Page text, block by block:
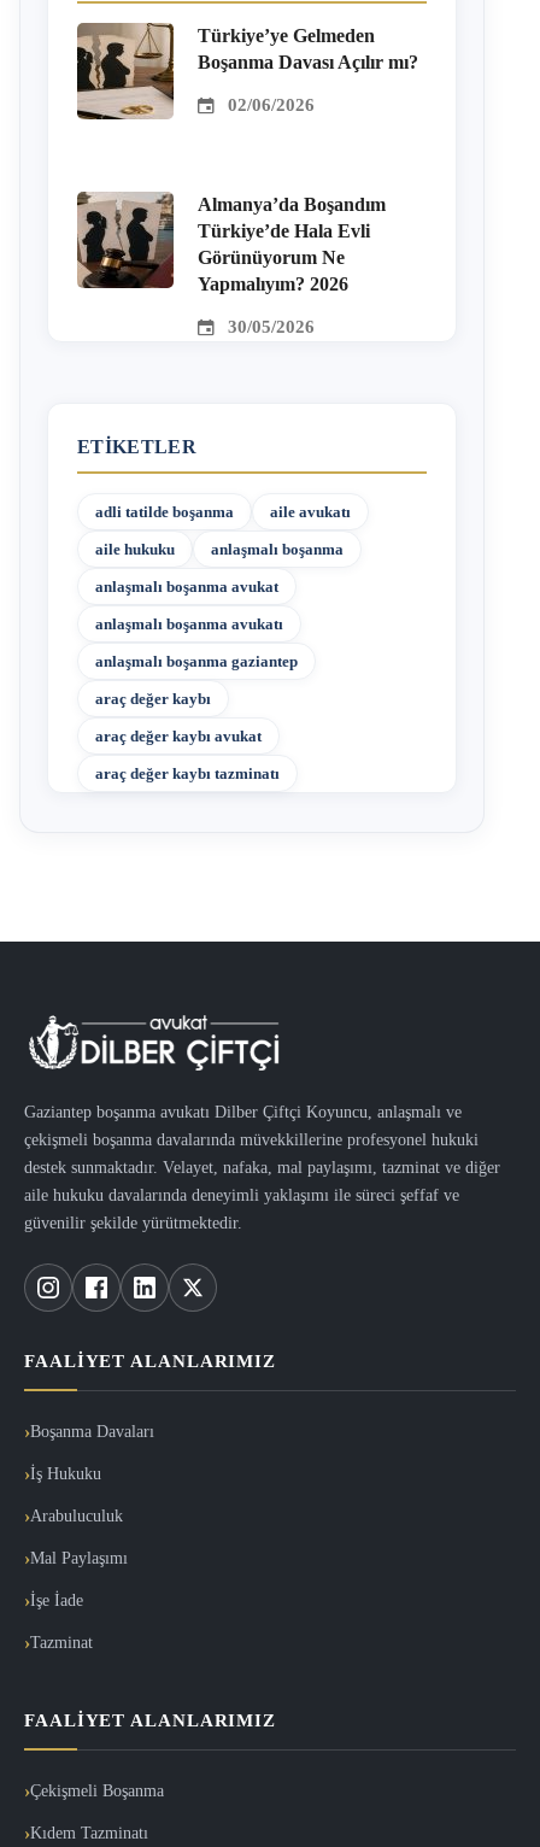
Türkiye’ye Gelmeden
Boşanma Davası Açılır mı?
02/06/2026
Almanya’da Boşandım
Türkiye’de Hala Evli
Görünüyorum Ne
Yapmalıyım? 2026
30/05/2026
ETIKETLER
adli tatilde boşanma aile avukatı
aile hukuku anlaşmalı boşanma
anlaşmalı boşanma avukat
anlaşmalı boşanma avukatı
anlaşmalı boşanma gaziantep
araç değer kaybı
araç değer kaybı avukat
araç değer kaybı tazminatı
Gaziantep boşanma avukatı Dilber Çiftçi Koyuncu, anlaşmalı ve
çekişmeli boşanma davalarında müvekkillerine profesyonel hukuki
destek sunmaktadır. Velayet, nafaka, mal paylaşımı, tazminat ve diğer
aile hukuku davalarında deneyimli yaklaşımı ile süreci şeffaf ve
güvenilir şekilde yürütmektedir.
FAALIYET ALANLARIMIZ
Boşanma Davaları
İş Hukuku
Arabuluculuk
Mal Paylaşımı
İşe İade
Tazminat
FAALIYET ALANLARIMIZ
Çekişmeli Boşanma
Kıdem Tazminatı